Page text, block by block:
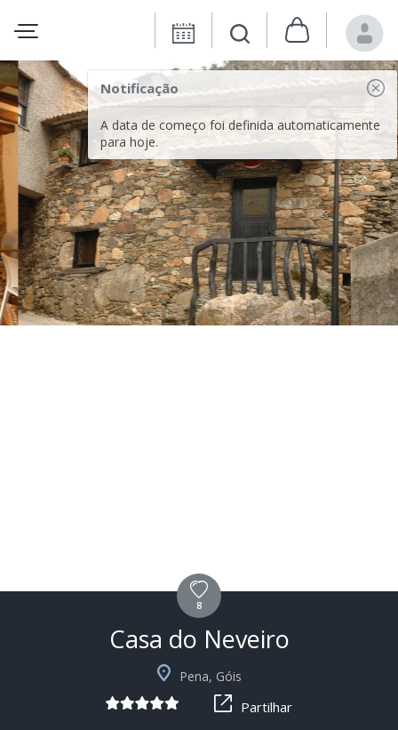
Notificação
A data de começo foi definida automaticamente
para hoje.
8
Casa do Neveiro
Pena, Góis
Partilhar